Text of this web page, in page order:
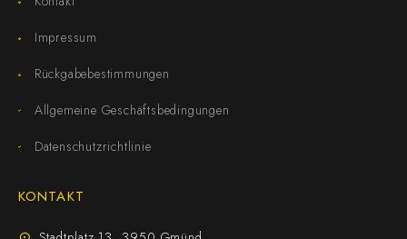
Impressum
Rückgabebestimmungen
Allgemeine Geschäftsbedingungen
Datenschutzrichtlinie
KONTAKT